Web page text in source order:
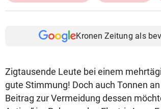
Kronen Zeitung als
Zigtausende Leute bei einem
gute Stimmung! Doch auch Tonnen
Beitrag zur Vermeidung dessen